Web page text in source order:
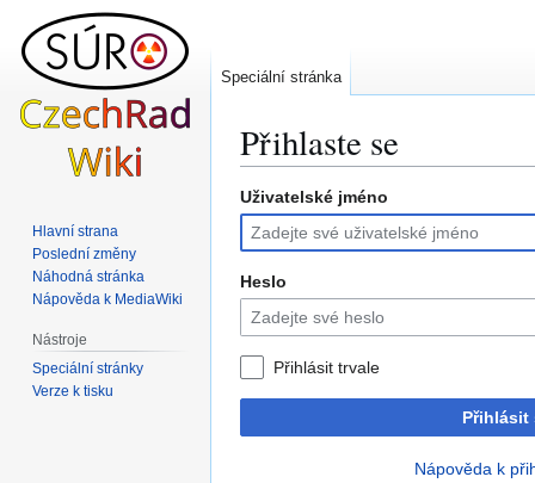
Přihlaste se
Skočit
na
navigaci
Skočit
na
vyhledávání
Uživatelské jméno
Heslo
Přihlásit trvale
Přihlásit
Nápověda k
Speciální stránka
Hlavní strana
Poslední změny
Náhodná stránka
Nápověda k MediaWiki
Nástroje
Speciální stránky
Verze k tisku